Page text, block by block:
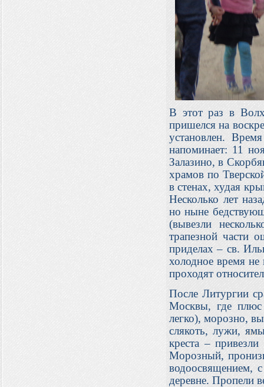
В этот раз в
пришелся на
установлен.
напоминает: 11
Залазино, в
храмов по
в стенах, худая
Несколько лет
но ныне
(вывезли
трапезной части
приделах – св.
холодное время не
проходят
После Литургии
Москвы, где плюс
легко), морозно,
слякоть, лужи,
креста –
Морозный,
водоосвящением,
деревне. Пропели